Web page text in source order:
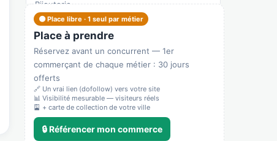
Bijouterie
Afficher le n°
👉 C'est votre commerce ?
En Face la Cité
Recensé · non-membre
Française
Afficher le n°
🟠 Place libre · 1 seul par métier
Place à prendre
Réservez avant un concurrent — 1er
commerçant de chaque métier : 30 jours
offerts
🔗 Un vrai lien (dofollow) vers votre site
📊 Visibilité mesurable — visiteurs réels
🎴 + carte de collection de votre ville
🔒 Référencer mon commerce